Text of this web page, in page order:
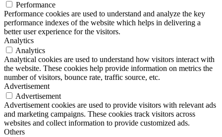
Performance
Performance cookies are used to understand and analyze the key
performance indexes of the website which helps in delivering a
better user experience for the visitors.
Analytics
Analytics
Analytical cookies are used to understand how visitors interact with
the website. These cookies help provide information on metrics the
number of visitors, bounce rate, traffic source, etc.
Advertisement
Advertisement
Advertisement cookies are used to provide visitors with relevant ads
and marketing campaigns. These cookies track visitors across
websites and collect information to provide customized ads.
Others